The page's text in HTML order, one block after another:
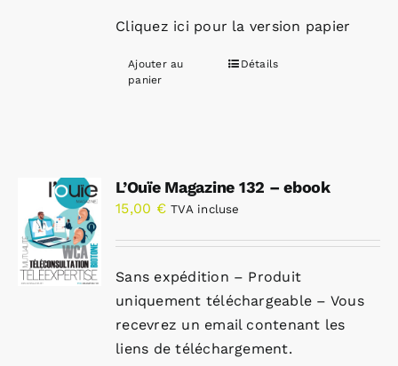
Cliquez ici pour la version papier
Ajouter au
panier
Détails
L’Ouïe Magazine 132 – ebook
15,00 € TVA incluse
Sans expédition – Produit
uniquement téléchargeable – Vous
recevrez un email contenant les
liens de téléchargement.